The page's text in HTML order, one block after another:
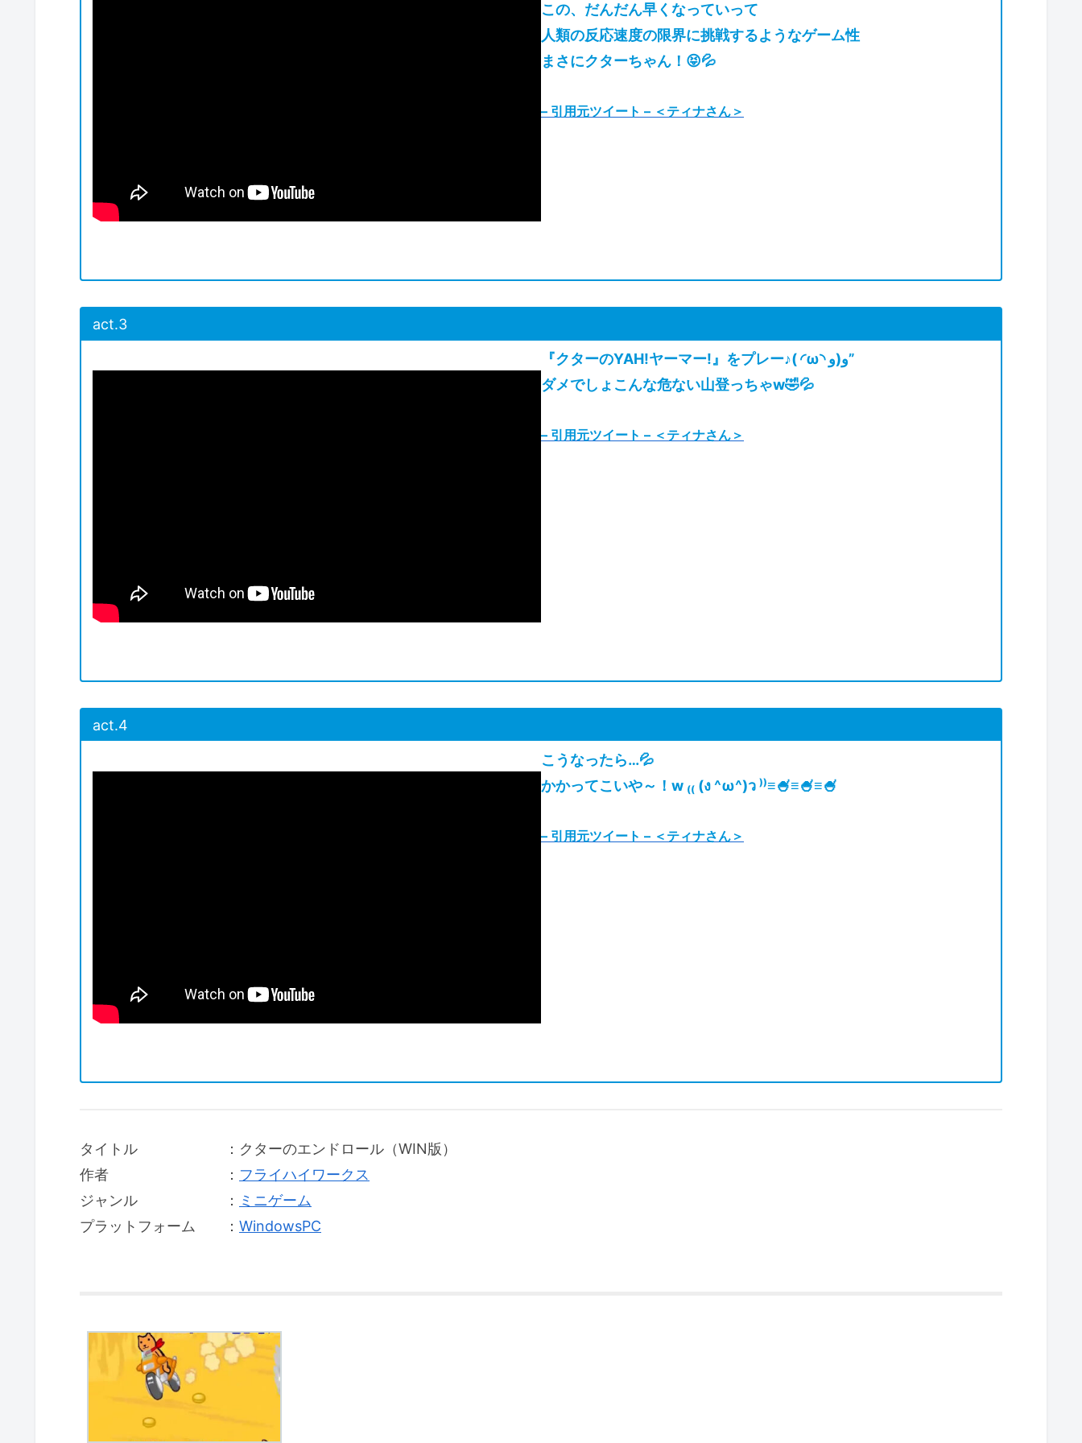
この、だんだん早くなっていって
人類の反応速度の限界に挑戦するようなゲーム性
まさにクターちゃん！😝💦
– 引用元ツイート – ＜ティナさん＞
act.3
『クターのYAH!ヤーマー!』をプレー♪( ◜ω◝ و)و”
ダメでしょこんな危ない山登っちゃw🤣💦
– 引用元ツイート – ＜ティナさん＞
act.4
こうなったら…💦
かかってこいや～！w ₍₍ (ง ^ω^)ว ⁾⁾≡🍧≡🍧≡🍧
– 引用元ツイート – ＜ティナさん＞
タイトル ：クターのエンドロール（WIN版）
作者 ： フライハイワークス
ジャンル ： ミニゲーム
プラットフォーム ： WindowsPC